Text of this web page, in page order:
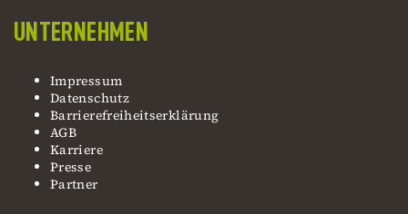
UNTERNEHMEN
Impressum
Datenschutz
Barrierefreiheitserklärung
AGB
Karriere
Presse
Partner